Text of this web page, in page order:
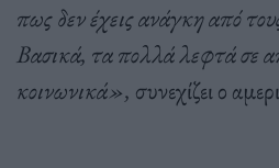
πως δεν έχεις ανάγκη από
Βασικά, τα πολλά λεφτά σε
κοινωνικά», συνεχίζει ο